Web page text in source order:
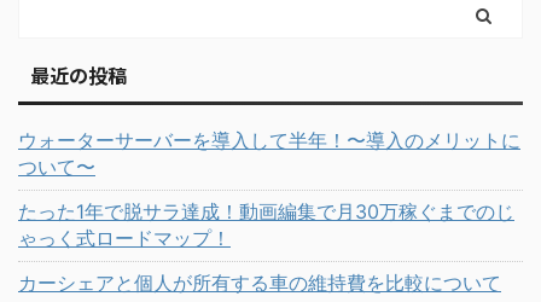
最近の投稿
ウォーターサーバーを導入して半年！〜導入のメリットに
ついて〜
たった1年で脱サラ達成！動画編集で月30万稼ぐまでのじ
ゃっく式ロードマップ！
カーシェアと個人が所有する車の維持費を比較について